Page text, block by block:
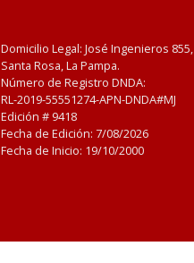
Domicilio Legal: José Ingenieros 855,
Santa Rosa, La Pampa.
Número de Registro DNDA:
RL-2019-55551274-APN-DNDA#MJ
Edición # 9418
Fecha de Edición: 7/08/2026
Fecha de Inicio: 19/10/2000